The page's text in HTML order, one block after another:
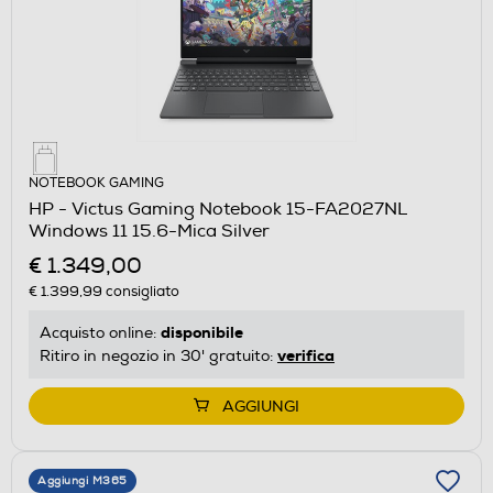
NOTEBOOK GAMING
HP - Victus Gaming Notebook 15-FA2027NL
Windows 11 15.6-Mica Silver
€ 1.349,00
€ 1.399,99 consigliato
Acquisto online: disponibile
Ritiro in negozio in 30' gratuito: verifica
AGGIUNGI
Aggiungi M365